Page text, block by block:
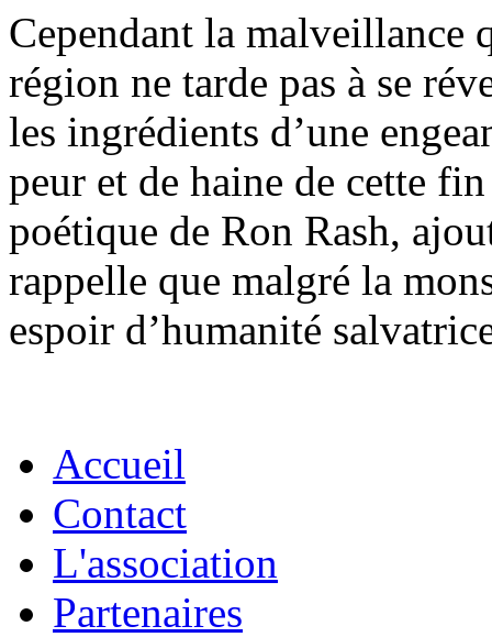
Cependant la malveillance
région ne tarde pas à se
les ingrédients d’une
peur et de haine de cette
poétique de Ron Rash,
rappelle que malgré la
espoir d’humanité
Accueil
Contact
L'association
Partenaires